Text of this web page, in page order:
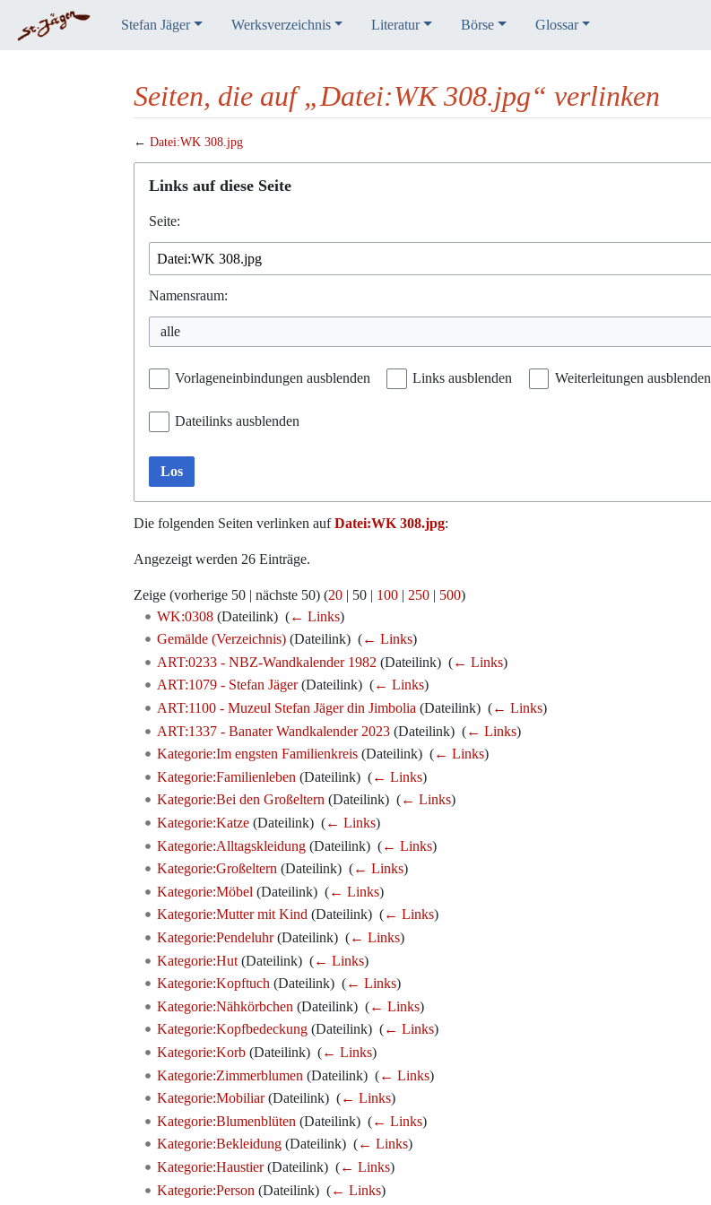
Stefan Jäger Werksverzeichnis Literatur Börse Glossar
Seiten, die auf „Datei:WK 308.jpg“ verlinken
← Datei:WK 308.jpg
Wechseln zu:Navigation,Suche
Links auf diese Seite
Seite:
Namensraum:
alle
Vorlageneinbindungen ausblenden Links ausblenden Weiterleitungen ausblenden
Dateilinks ausblenden
Los
Die folgenden Seiten verlinken aufDatei:WK 308.jpg:
Angezeigt werden 26 Einträge.
Zeige (vorherige 50 | nächste 50) (20 | 50 | 100 | 250 | 500)
WK:0308(Dateilink) ‎ (← Links)
Gemälde (Verzeichnis)(Dateilink) ‎ (← Links)
ART:0233 - NBZ-Wandkalender 1982 (Dateilink) ‎ (← Links)
ART:1079 - Stefan Jäger(Dateilink) ‎ (← Links)
ART:1100 - Muzeul Stefan Jäger din Jimbolia (Dateilink) ‎ (← Links)
ART:1337 - Banater Wandkalender 2023(Dateilink) ‎ (← Links)
Kategorie:Im engsten Familienkreis(Dateilink) ‎ (← Links)
Kategorie:Familienleben (Dateilink) ‎ (← Links)
Kategorie:Bei den Großeltern(Dateilink) ‎ (← Links)
Kategorie:Katze(Dateilink) ‎ (← Links)
Kategorie:Alltagskleidung(Dateilink) ‎ (← Links)
Kategorie:Großeltern (Dateilink) ‎ (← Links)
Kategorie:Möbel (Dateilink) ‎ (← Links)
Kategorie:Mutter mit Kind(Dateilink) ‎ (← Links)
Kategorie:Pendeluhr(Dateilink) ‎ (← Links)
Kategorie:Hut(Dateilink) ‎ (← Links)
Kategorie:Kopftuch (Dateilink) ‎ (← Links)
Kategorie:Nähkörbchen (Dateilink) ‎ (← Links)
Kategorie:Kopfbedeckung(Dateilink) ‎ (← Links)
Kategorie:Korb(Dateilink) ‎ (← Links)
Kategorie:Zimmerblumen (Dateilink) ‎ (← Links)
Kategorie:Mobiliar(Dateilink) ‎ (← Links)
Kategorie:Blumenblüten (Dateilink) ‎ (← Links)
Kategorie:Bekleidung(Dateilink) ‎ (← Links)
Kategorie:Haustier(Dateilink) ‎ (← Links)
Kategorie:Person (Dateilink) ‎ (← Links)